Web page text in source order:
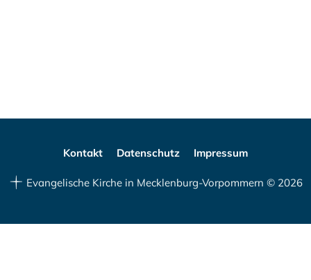
Kontakt Datenschutz Impressum
Evangelische Kirche in Mecklenburg-Vorpommern © 2026